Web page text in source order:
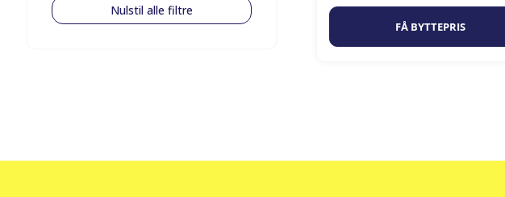
Nulstil alle filtre
FÅ BYTTEPRIS